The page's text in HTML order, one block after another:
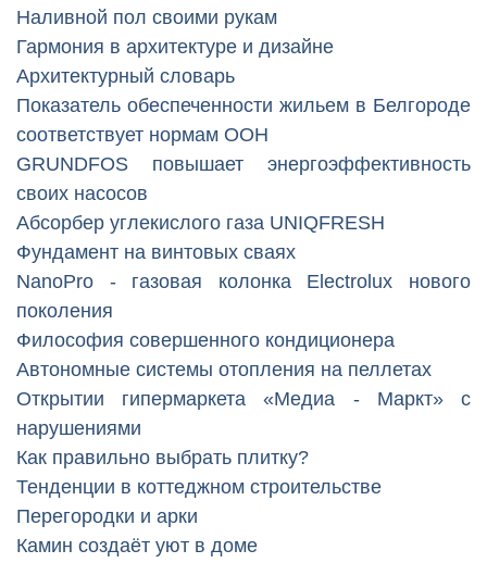
Наливной пол своими рукам
Гармония в архитектуре и дизайне
Архитектурный словарь
Показатель обеспеченности жильем в Белгороде
соответствует нормам ООН
GRUNDFOS повышает энергоэффективность
своих насосов
Абсорбер углекислого газа UNIQFRESH
Фундамент на винтовых сваях
NanoPro - газовая колонка Electrolux нового
поколения
Философия совершенного кондиционера
Автономные системы отопления на пеллетах
Открытии гипермаркета «Медиа - Маркт» с
нарушениями
Как правильно выбрать плитку?
Тенденции в коттеджном строительстве
Перегородки и арки
Камин создаёт уют в доме